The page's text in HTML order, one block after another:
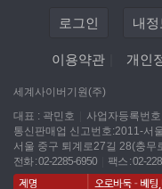
로그인 내정
이용약관 개인
세계사이버기원(주)
대표 : 곽민호
사업자등록번
통신판매업 신고번호:2011-서
서울 중구 퇴계로27길 28(충무
전화 : 02-2285-6950
팩스 : 02-